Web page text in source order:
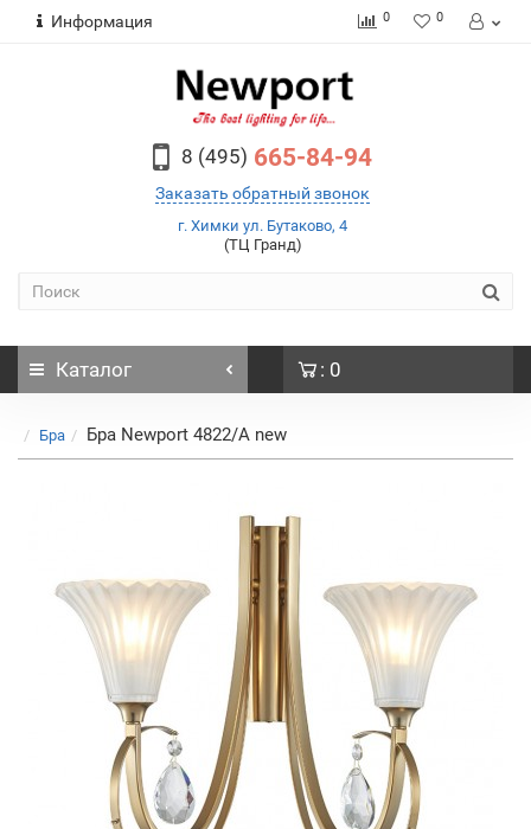
Информация 0 0
8 (495) 665-84-94
Заказать обратный звонок
г. Химки ул. Бутаково, 4
(ТЦ Гранд)
Каталог : 0
Бра Бра Newport 4822/A new